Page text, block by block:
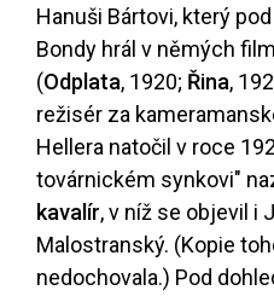
Hanuši Bártovi, který
Bondy hrál v němých
(Odplata, 1920; Řina,
režisér za
Hellera natočil v roce
továrnickém synkovi"
kavalír, v níž se objevil i
Malostranský. (Kopie
nedochovala.) Pod